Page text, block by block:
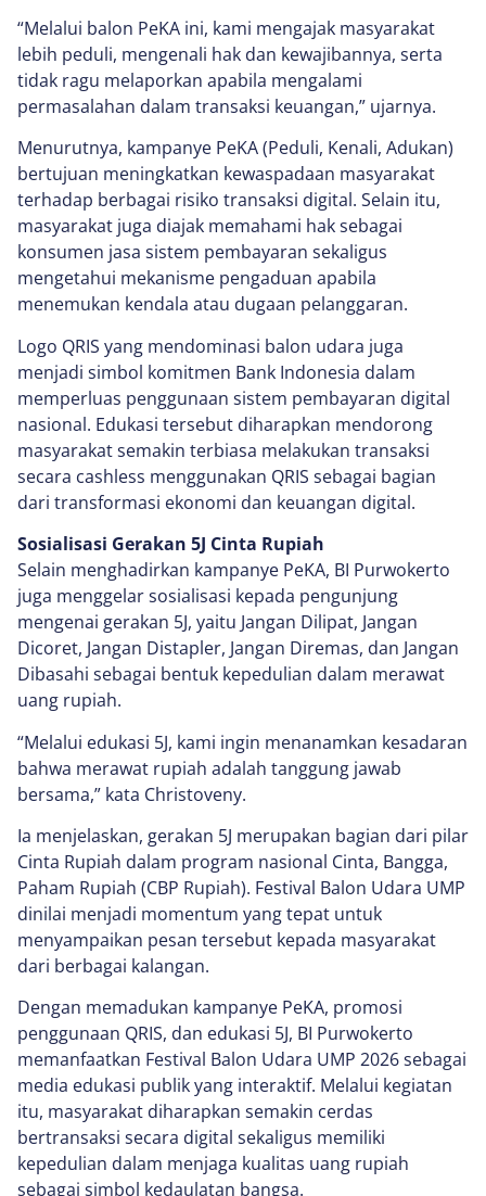
“Melalui balon PeKA ini, kami mengajak masyarakat
lebih peduli, mengenali hak dan kewajibannya, serta
tidak ragu melaporkan apabila mengalami
permasalahan dalam transaksi keuangan,” ujarnya.
Menurutnya, kampanye PeKA (Peduli, Kenali, Adukan)
bertujuan meningkatkan kewaspadaan masyarakat
terhadap berbagai risiko transaksi digital. Selain itu,
masyarakat juga diajak memahami hak sebagai
konsumen jasa sistem pembayaran sekaligus
mengetahui mekanisme pengaduan apabila
menemukan kendala atau dugaan pelanggaran.
Logo QRIS yang mendominasi balon udara juga
menjadi simbol komitmen Bank Indonesia dalam
memperluas penggunaan sistem pembayaran digital
nasional. Edukasi tersebut diharapkan mendorong
masyarakat semakin terbiasa melakukan transaksi
secara cashless menggunakan QRIS sebagai bagian
dari transformasi ekonomi dan keuangan digital.
Sosialisasi Gerakan 5J Cinta Rupiah
Selain menghadirkan kampanye PeKA, BI Purwokerto
juga menggelar sosialisasi kepada pengunjung
mengenai gerakan 5J, yaitu Jangan Dilipat, Jangan
Dicoret, Jangan Distapler, Jangan Diremas, dan Jangan
Dibasahi sebagai bentuk kepedulian dalam merawat
uang rupiah.
“Melalui edukasi 5J, kami ingin menanamkan kesadaran
bahwa merawat rupiah adalah tanggung jawab
bersama,” kata Christoveny.
Ia menjelaskan, gerakan 5J merupakan bagian dari pilar
Cinta Rupiah dalam program nasional Cinta, Bangga,
Paham Rupiah (CBP Rupiah). Festival Balon Udara UMP
dinilai menjadi momentum yang tepat untuk
menyampaikan pesan tersebut kepada masyarakat
dari berbagai kalangan.
Dengan memadukan kampanye PeKA, promosi
penggunaan QRIS, dan edukasi 5J, BI Purwokerto
memanfaatkan Festival Balon Udara UMP 2026 sebagai
media edukasi publik yang interaktif. Melalui kegiatan
itu, masyarakat diharapkan semakin cerdas
bertransaksi secara digital sekaligus memiliki
kepedulian dalam menjaga kualitas uang rupiah
sebagai simbol kedaulatan bangsa.